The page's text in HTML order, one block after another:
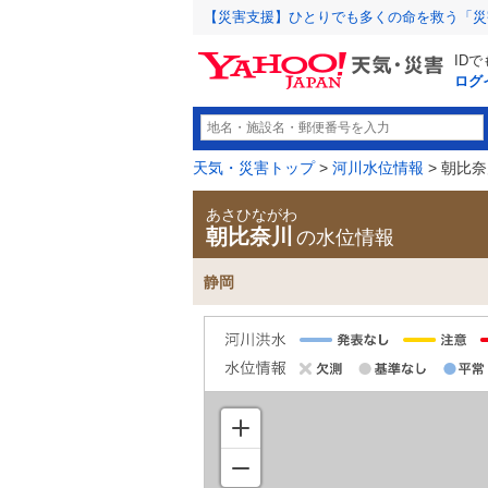
【災害支援】ひとりでも多くの命を救う「
ID
ログ
天気・災害トップ> 河川水位情報 > 朝比
あさひながわ
朝比奈川 の水位情報
静岡